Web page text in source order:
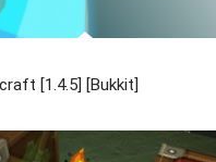
[1.4.5] [Bukkit]